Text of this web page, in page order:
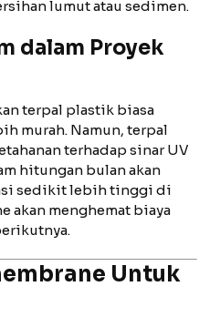
lumut atau sedimen.
dalam Proyek
terpal plastik biasa
murah. Namun, terpal
terhadap sinar UV
hitungan bulan akan
sedikit lebih tinggi di
akan menghemat biaya
Untuk